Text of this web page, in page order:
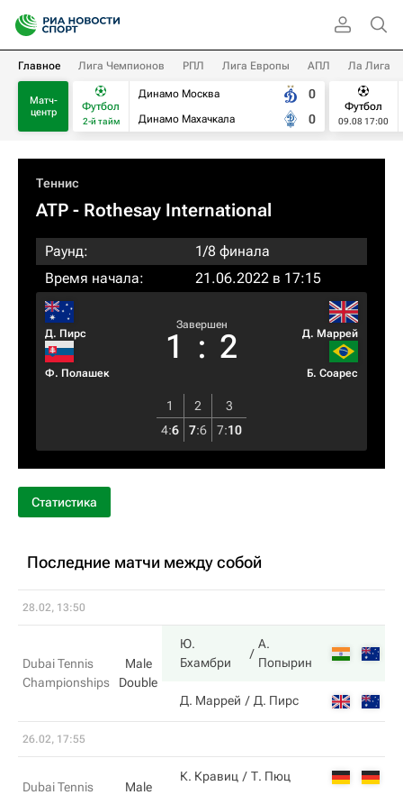
Главное Лига Чемпионов РПЛ Лига Европы АПЛ Ла Лига
Матч-
центр
Футбол
2-й тайм
Динамо Москва
Динамо Махачкала
0
0
Футбол
09.08 17:00
Теннис
ATP - Rothesay International
Раунд:
1/8 финала
Время начала:
21.06.2022 в 17:15
Д. Пирс
Ф. Полашек
Завершен
1 : 2 Д. Маррей
Б. Соарес
1 2
3
4:6 7:6 7:10
Статистика
Последние матчи между собой
28.02, 13:50
Dubai Tennis
Championships
Male
Double
Ю.
Бхамбри
А.
Попырин
Д. Маррей Д. Пирс
26.02, 17:55
Dubai Tennis
Male
К. Кравиц Т. Пюц